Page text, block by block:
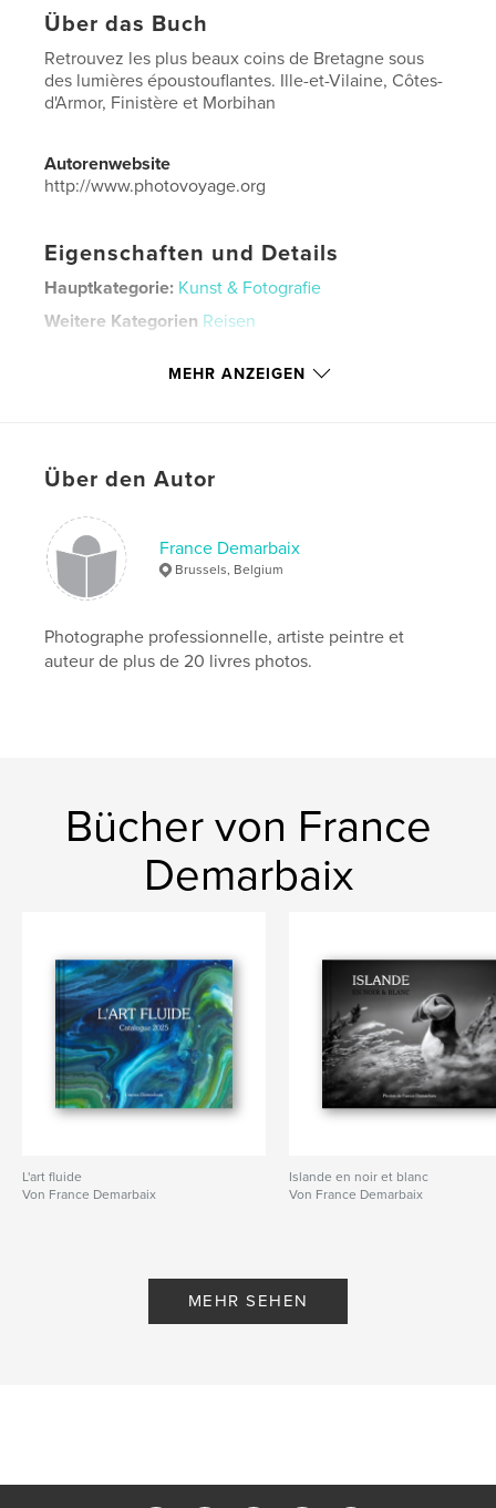
Über das Buch
Retrouvez les plus beaux coins de Bretagne sous
des lumières époustouflantes. Ille-et-Vilaine, Côtes-
d'Armor, Finistère et Morbihan
Autorenwebsite
http://www.photovoyage.org
Eigenschaften und Details
Hauptkategorie: Kunst & Fotografie
Weitere Kategorien Reisen
108
Schlüsselwörter
Côtes-d'Armor
MEHR ANZEIGEN
Über den Autor
France Demarbaix
Brussels, Belgium
Photographe professionnelle, artiste peintre et
auteur de plus de 20 livres photos.
Bücher von France
Demarbaix
L'art fluide
Von France Demarbaix
Islande en noir et blanc
Von France Demarbaix
MEHR SEHEN